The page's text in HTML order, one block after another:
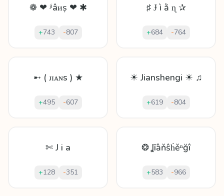
❁ ❤ ʲⁱâᴎṣ ❤ ✱
+743 -807
♯ Ɉ ì ằ ɳ ✰
+684 -764
➸ ( ᴊɪᴀɴs ) ★
+495 -607
☀ Jianshengi ☀ ♫
+619 -804
✄ J i a
+128 -351
❂ Ʝīȁňŝḣěⁿğî
+583 -966